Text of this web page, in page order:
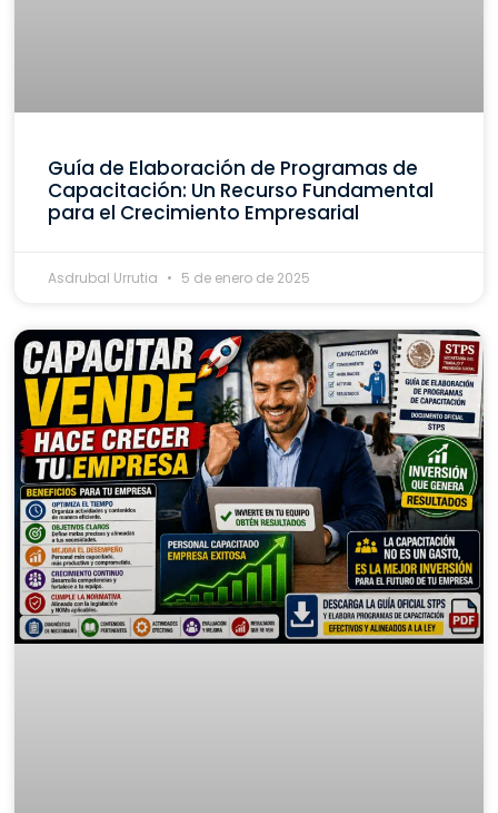
Guía de Elaboración de Programas de
Capacitación: Un Recurso Fundamental
para el Crecimiento Empresarial
Asdrubal Urrutia 5 de enero de 2025